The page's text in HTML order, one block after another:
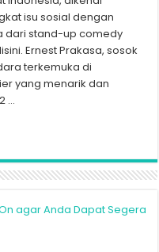
isu sosial dengan
dari stand-up comedy
Ernest Prakasa, sosok
terkemuka di
yang menarik dan
…
agar Anda Dapat Segera